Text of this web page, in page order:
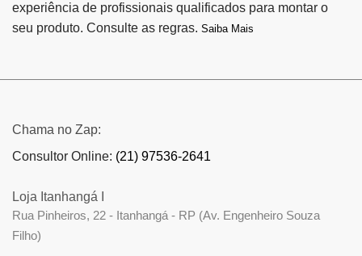
experiência de profissionais qualificados para montar o
seu produto. Consulte as regras. Saiba Mais
Chama no Zap:
Consultor Online: (21) 97536-2641
Loja Itanhangá I
Rua Pinheiros, 22 - Itanhangá - RP (Av. Engenheiro Souza
Filho)